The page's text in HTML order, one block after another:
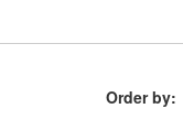
Order by